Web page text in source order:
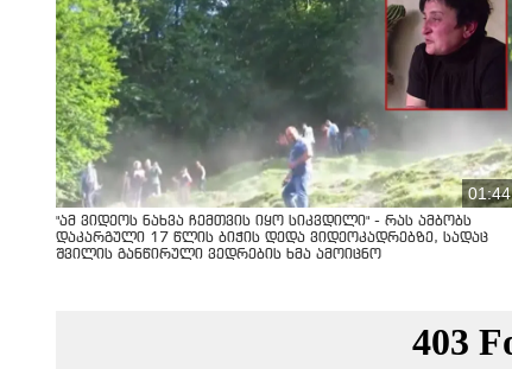
01:44
"ამ ვიდეოს ნახვა ჩემთვის იყო სიკვდილი" - რას ამბობს
დაკარგული 17 წლის ბიჭის დედა ვიდეოკადრებზე, სადაც
შვილის განწირული ვედრების ხმა ამოიცნო